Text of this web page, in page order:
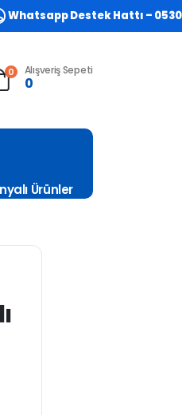
Destek Hattı – 0530 773
0 Alışveriş Sepeti
0
Ürünler